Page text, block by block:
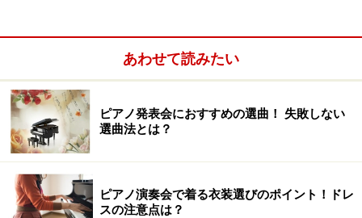
他、火を通すタイミングや塩少々の「少々」の加減な
ど、小さな様々な違いが出来上がった料理の味の差につ
ながります。
あわせて読みたい
ピアノ発表会におすすめの選曲！ 失敗しない
選曲法とは？
ピアノ演奏会で着る衣装選びのポイント！ドレ
スの注意点は？